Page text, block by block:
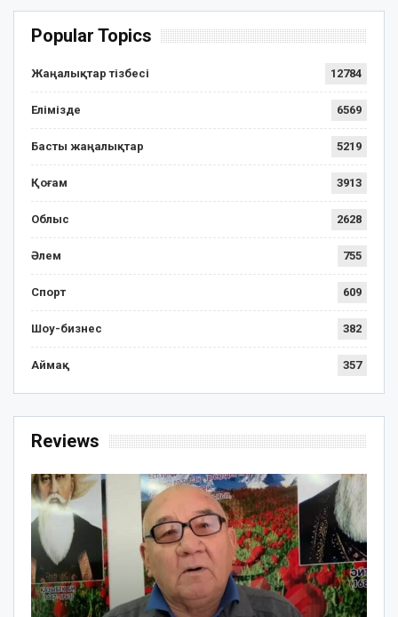
Popular Topics
Жаңалықтар тізбесі 12784
Елімізде 6569
Басты жаңалықтар 5219
Қоғам 3913
Облыс 2628
Әлем 755
Спорт 609
Шоу-бизнес 382
Аймақ 357
Reviews